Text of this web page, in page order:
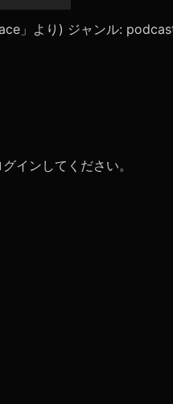
」より) ジャンル:
グイン してください。